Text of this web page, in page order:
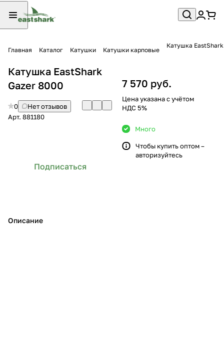
Главная Каталог Катушки Катушки карповые
Катушка
Катушка EastShark
Gazer 8000
0
Нет отзывов
Арт. 881180
Подписаться
Описание
7 570 руб.
Цена указана с учётом
НДС 5%
Много
Чтобы купить оптом –
авторизуйтесь